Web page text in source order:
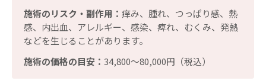
施術のリスク・副作用： 痒み、腫れ、つっぱり感、熱
感、内出血、アレルギー、感染、痺れ、むくみ、発熱
などを生じることがあります。
施術の価格の目安： 34,800〜80,000円（税込）